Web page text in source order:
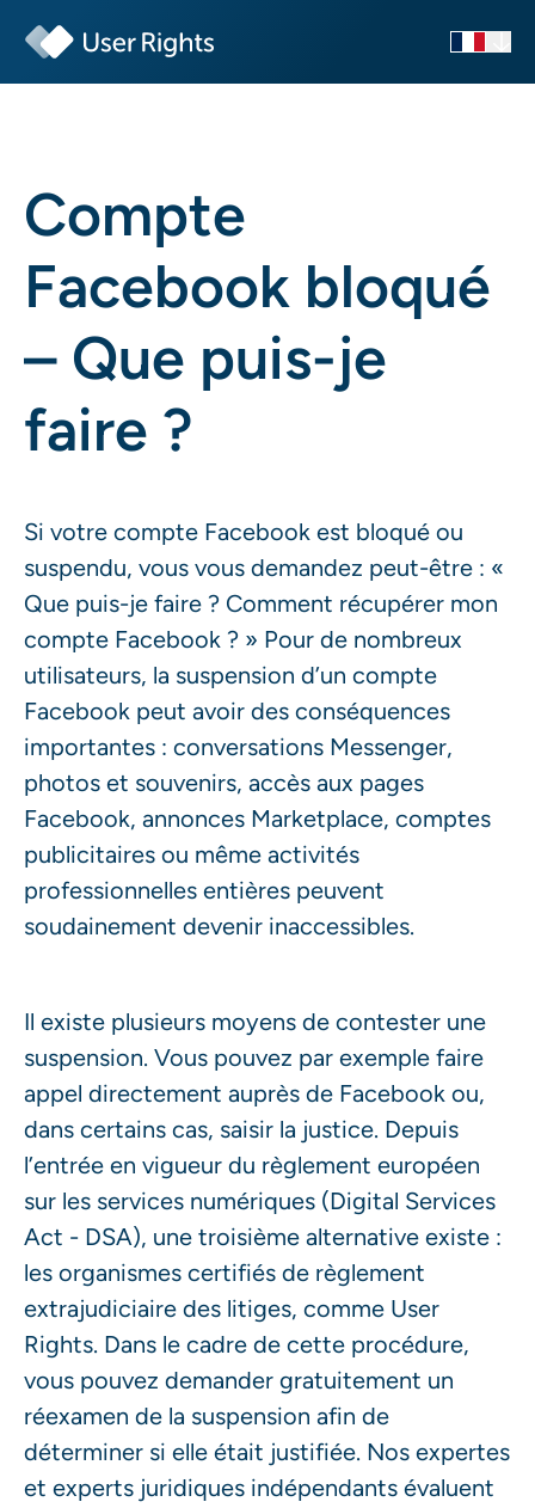
Compte
Facebook bloqué
– Que puis-je
faire ?
Si votre compte Facebook est bloqué ou
suspendu, vous vous demandez peut-être : «
Que puis-je faire ? Comment récupérer mon
compte Facebook ? » Pour de nombreux
utilisateurs, la suspension d’un compte
Facebook peut avoir des conséquences
importantes : conversations Messenger,
photos et souvenirs, accès aux pages
Facebook, annonces Marketplace, comptes
publicitaires ou même activités
professionnelles entières peuvent
soudainement devenir inaccessibles.
Il existe plusieurs moyens de contester une
suspension. Vous pouvez par exemple faire
appel directement auprès de Facebook ou,
dans certains cas, saisir la justice. Depuis
l’entrée en vigueur du règlement européen
sur les services numériques (Digital Services
Act - DSA), une troisième alternative existe :
les organismes certifiés de règlement
extrajudiciaire des litiges, comme User
Rights. Dans le cadre de cette procédure,
vous pouvez demander gratuitement un
réexamen de la suspension afin de
déterminer si elle était justifiée. Nos expertes
et experts juridiques indépendants évaluent